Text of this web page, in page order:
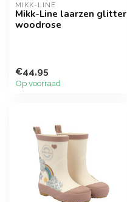
MIKK-LINE
Mikk-Line laarzen glitter
woodrose
€44,95
Op voorraad